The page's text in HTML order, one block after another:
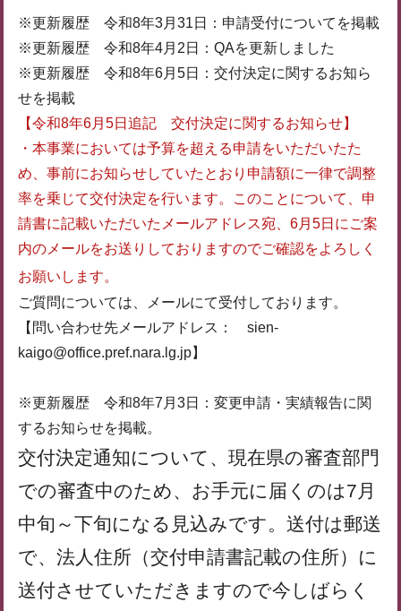
※更新履歴 令和8年3月31日：申請受付についてを掲載
※更新履歴 令和8年4月2日：QAを更新しました
※更新履歴 令和8年6月5日：交付決定に関するお知ら
せを掲載
【令和8年6月5日追記 交付決定に関するお知らせ】
・本事業においては予算を超える申請をいただいたた
め、事前にお知らせしていたとおり申請額に一律で調整
率を乗じて交付決定を行います。このことについて、申
請書に記載いただいたメールアドレス宛、6月5日にご案
内のメールをお送りしておりますのでご確認をよろしく
お願いします。
ご質問については、メールにて受付しております。
【問い合わせ先メールアドレス： sien-
kaigo@office.pref.nara.lg.jp】
※更新履歴 令和8年7月3日：変更申請・実績報告に関
するお知らせを掲載。
交付決定通知について、現在県の審査部門
での審査中のため、お手元に届くのは7月
中旬～下旬になる見込みです。送付は郵送
で、法人住所（交付申請書記載の住所）に
送付させていただきますので今しばらく